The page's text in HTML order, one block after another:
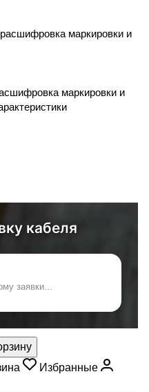
маркировки и
маркировки и
кабеля
заявки...
Избранные